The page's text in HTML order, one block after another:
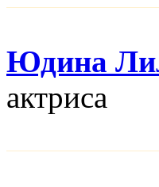
Юдина
актриса